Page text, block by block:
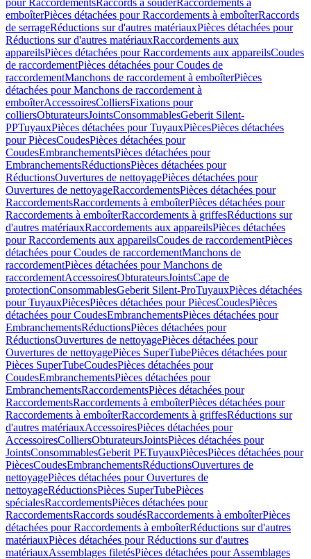
pour RaccordementsRaccords à souderRaccordements à
emboîterPièces détachées pour Raccordements à emboîterRaccords
de serrageRéductions sur d'autres matériauxPièces détachées pour
Réductions sur d'autres matériauxRaccordements aux
appareilsPièces détachées pour Raccordements aux appareilsCoudes
de raccordementPièces détachées pour Coudes de
raccordementManchons de raccordement à emboîterPièces
détachées pour Manchons de raccordement à
emboîterAccessoiresColliersFixations pour
colliersObturateursJointsConsommablesGeberit Silent-
PPTuyauxPièces détachées pour TuyauxPiècesPièces détachées
pour PiècesCoudesPièces détachées pour
CoudesEmbranchementsPièces détachées pour
EmbranchementsRéductionsPièces détachées pour
RéductionsOuvertures de nettoyagePièces détachées pour
Ouvertures de nettoyageRaccordementsPièces détachées pour
RaccordementsRaccordements à emboîterPièces détachées pour
Raccordements à emboîterRaccordements à griffesRéductions sur
d'autres matériauxRaccordements aux appareilsPièces détachées
pour Raccordements aux appareilsCoudes de raccordementPièces
détachées pour Coudes de raccordementManchons de
raccordementPièces détachées pour Manchons de
raccordementAccessoiresObturateursJointsCape de
protectionConsommablesGeberit Silent-ProTuyauxPièces détachées
pour TuyauxPiècesPièces détachées pour PiècesCoudesPièces
détachées pour CoudesEmbranchementsPièces détachées pour
EmbranchementsRéductionsPièces détachées pour
RéductionsOuvertures de nettoyagePièces détachées pour
Ouvertures de nettoyagePièces SuperTubePièces détachées pour
Pièces SuperTubeCoudesPièces détachées pour
CoudesEmbranchementsPièces détachées pour
EmbranchementsRaccordementsPièces détachées pour
RaccordementsRaccordements à emboîterPièces détachées pour
Raccordements à emboîterRaccordements à griffesRéductions sur
d'autres matériauxAccessoiresPièces détachées pour
AccessoiresColliersObturateursJointsPièces détachées pour
JointsConsommablesGeberit PETuyauxPiècesPièces détachées pour
PiècesCoudesEmbranchementsRéductionsOuvertures de
nettoyagePièces détachées pour Ouvertures de
nettoyageRéductionsPièces SuperTubePièces
spécialesRaccordementsPièces détachées pour
RaccordementsRaccords soudésRaccordements à emboîterPièces
détachées pour Raccordements à emboîterRéductions sur d'autres
matériauxPièces détachées pour Réductions sur d'autres
matériauxAssemblages filetésPièces détachées pour Assemblages